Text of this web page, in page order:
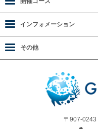
〒907-0243
インフォメーション
その他